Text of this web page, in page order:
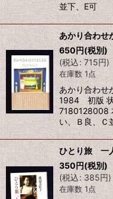
並下、E可
あかり合わせ
650円(税別)
(税込: 715円)
在庫数 1点
あかり合わせ
1984 初版
7180128008
い、Ｂ良、Ｃ
ひとり旅 一
350円(税別)
(税込: 385円)
在庫数 1点